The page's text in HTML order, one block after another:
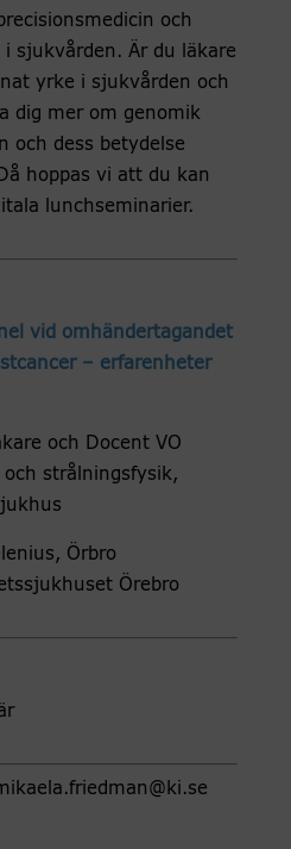
och
sjukvården. Är du läkare
yrke i sjukvården och
dig mer om genomik
och dess betydelse
hoppas vi att du kan
lunchseminarier.
vid omhändertagandet
– erfarenheter
och Docent VO
strålningsfysik,
Örbro
Örebro